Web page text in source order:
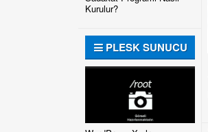
Kurulur?
PLESK SUNUCU